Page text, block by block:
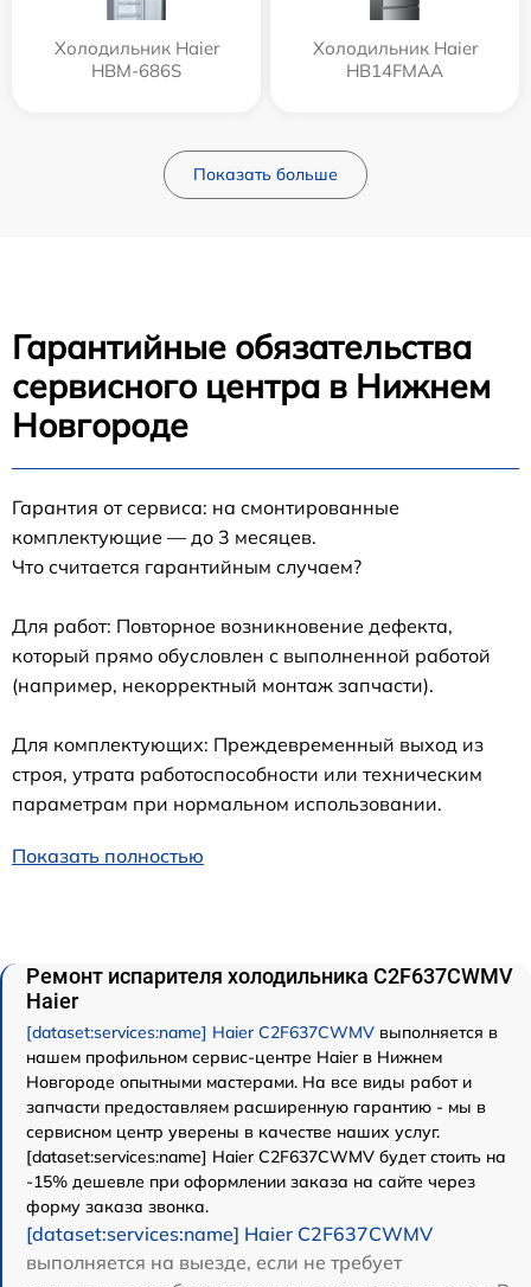
Холодильник Haier
HBM-686S
Холодильник Haier
HB14FMAA
Показать больше
Гарантийные обязательства
сервисного центра в Нижнем
Новгороде
Гарантия от сервиса: на смонтированные
комплектующие — до 3 месяцев.
Что считается гарантийным случаем?
Для работ: Повторное возникновение дефекта,
который прямо обусловлен с выполненной работой
(например, некорректный монтаж запчасти).
Для комплектующих: Преждевременный выход из
строя, утрата работоспособности или техническим
параметрам при нормальном использовании.
Показать полностью
Ремонт испарителя холодильника C2F637CWMV
Haier
[dataset:services:name] Haier C2F637CWMV выполняется в
нашем профильном сервис-центре Haier в Нижнем
Новгороде опытными мастерами. На все виды работ и
запчасти предоставляем расширенную гарантию - мы в
сервисном центр уверены в качестве наших услуг.
[dataset:services:name] Haier C2F637CWMV будет стоить на
-15% дешевле при оформлении заказа на сайте через
форму заказа звонка.
[dataset:services:name] Haier C2F637CWMV
выполняется на выезде, если не требует